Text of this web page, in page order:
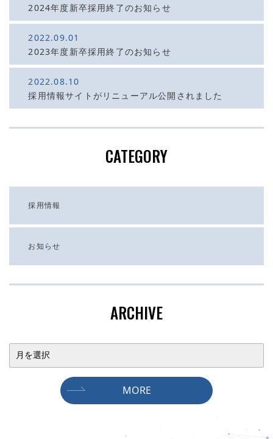
2024年度新卒採用終了のお知らせ
2022.09.01
2023年度新卒採用終了のお知らせ
2022.08.10
採用情報サイトがリニューアル公開されました
CATEGORY
採用情報
お知らせ
ARCHIVE
MORE